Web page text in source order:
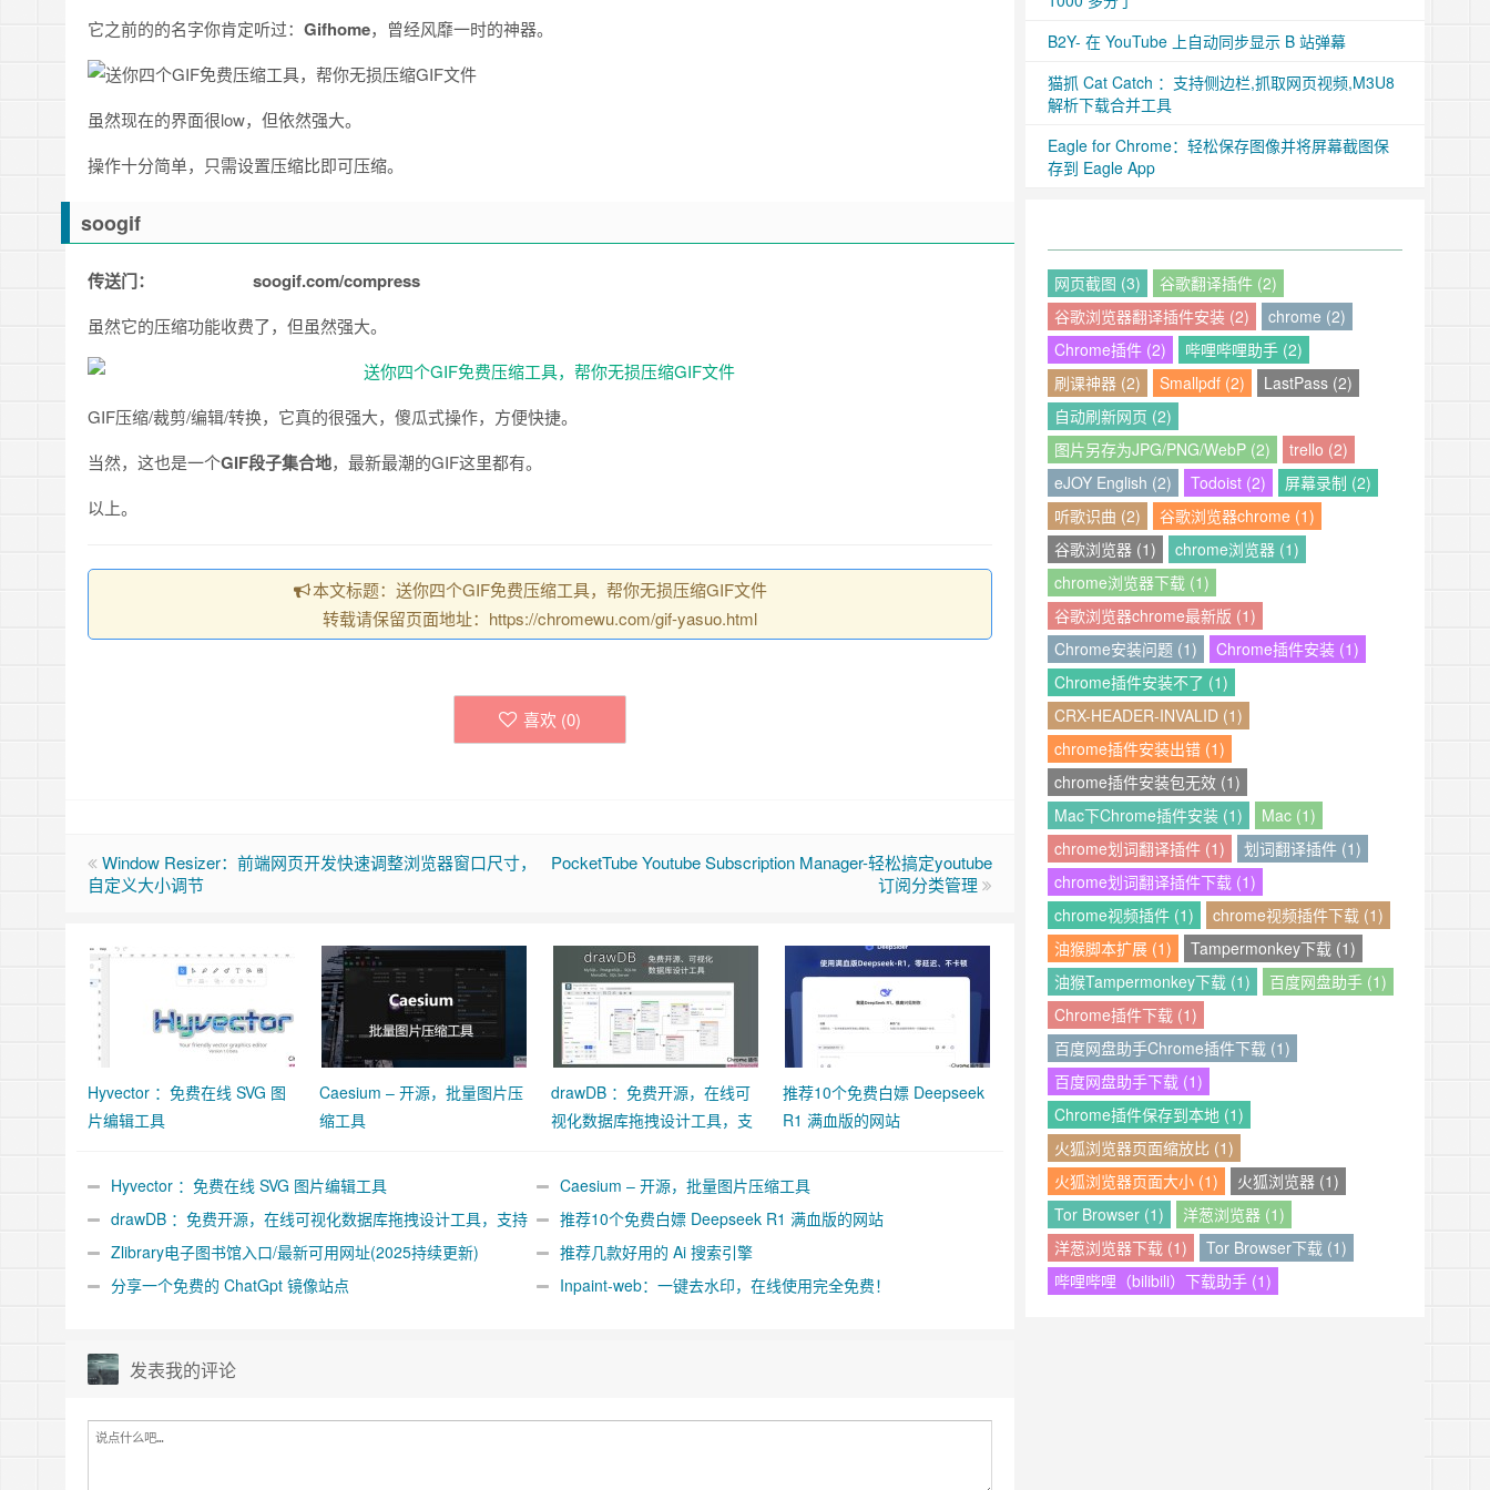
它之前的的名字你肯定听过： Gifhome，曾经风靡一时的神器。
虽然现在的界面很low，但依然强大。
操作十分简单，只需设置压缩比即可压缩。
soogif
传送门： soogif.com/compress
虽然它的压缩功能收费了，但虽然强大。
GIF压缩/裁剪/编辑/转换，它真的很强大，傻瓜式操作，方便快捷。
当然，这也是一个GIF段子集合地，最新最潮的GIF这里都有。
以上。
本文标题：送你四个GIF免费压缩工具，帮你无损压缩GIF文件
转载请保留页面地址：https://chromewu.com/gif-yasuo.html
喜欢 (0)
Window Resizer：前端网页开发快速调整浏览器窗口尺寸，
自定义大小调节
PocketTube Youtube Subscription Manager-轻松搞定youtube
订阅分类管理
Hyvector ：免费在线 SVG 图
片编辑工具
Caesium – 开源，批量图片压
缩工具
drawDB ：免费开源，在线可
视化数据库拖拽设计工具，支
MySQL/PostgreSQL/SQLite
推荐10个免费白嫖 Deepseek
R1 满血版的网站
Hyvector ：免费在线 SVG 图片编辑工具
Caesium – 开源，批量图片压缩工具
drawDB ：免费开源，在线可视化数据库拖拽设计工具，支持
MySQL/PostgreSQL/SQLite
推荐10个免费白嫖 Deepseek R1 满血版的网站
Zlibrary电子图书馆入口/最新可用网址(2025持续更新)
推荐几款好用的 Ai 搜索引擎
分享一个免费的 ChatGpt 镜像站点
Inpaint-web：一键去水印，在线使用完全免费！
发表我的评论
B2Y- 在 YouTube 上自动同步显示 B 站弹幕
猫抓 Cat Catch ：支持侧边栏,抓取网页视频,M3U8
解析下载合并工具
Eagle for Chrome：轻松保存图像并将屏幕截图保
存到 Eagle App
网页截图 (3)
谷歌翻译插件 (2)
谷歌浏览器翻译插件安装 (2)
chrome (2)
Chrome插件 (2)
哔哩哔哩助手 (2)
刷课神器 (2)
Smallpdf (2)
LastPass (2)
自动刷新网页 (2)
图片另存为JPG/PNG/WebP (2)
trello (2)
eJOY English (2)
Todoist (2)
屏幕录制 (2)
听歌识曲 (2)
谷歌浏览器chrome (1)
谷歌浏览器 (1)
chrome浏览器 (1)
chrome浏览器下载 (1)
谷歌浏览器chrome最新版 (1)
Chrome安装问题 (1)
Chrome插件安装 (1)
Chrome插件安装不了 (1)
CRX-HEADER-INVALID (1)
chrome插件安装出错 (1)
chrome插件安装包无效 (1)
Mac下Chrome插件安装 (1)
Mac (1)
chrome划词翻译插件 (1)
划词翻译插件 (1)
chrome划词翻译插件下载 (1)
chrome视频插件 (1)
chrome视频插件下载 (1)
油猴脚本扩展 (1)
Tampermonkey下载 (1)
油猴Tampermonkey下载 (1)
百度网盘助手 (1)
Chrome插件下载 (1)
百度网盘助手Chrome插件下载 (1)
百度网盘助手下载 (1)
Chrome插件保存到本地 (1)
火狐浏览器页面缩放比 (1)
火狐浏览器页面大小 (1)
火狐浏览器 (1)
Tor Browser (1)
洋葱浏览器 (1)
洋葱浏览器下载 (1)
Tor Browser下载 (1)
哔哩哔哩（bilibili）下载助手 (1)